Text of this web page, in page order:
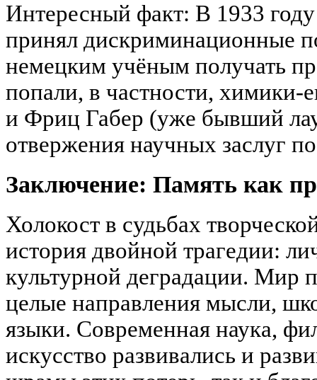
Интересный факт: В 1933
принял дискриминационные
немецким учёным получать
попали, в частности, химики-
и Фриц Габер (уже бывший
отвержения научных заслуг
Заключение: Память как
Холокост в судьбах
история двойной трагедии:
культурной деградации. Мир
целые направления мысли,
языки. Современная наука,
искусство развивались и